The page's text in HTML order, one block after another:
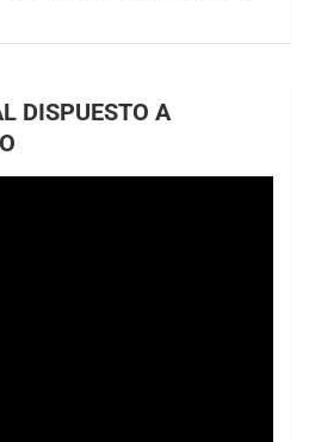
DISPUESTO A